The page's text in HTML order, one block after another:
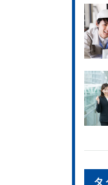
タ